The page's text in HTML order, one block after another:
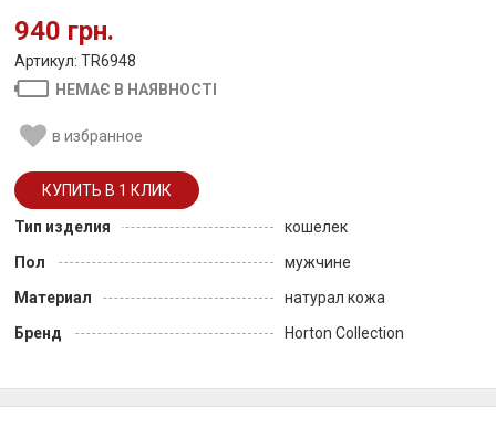
940 грн.
Артикул: TR6948
НЕМАЄ В НАЯВНОСТІ
в избранное
Тип изделия
кошелек
Пол
мужчине
Материал
натурал кожа
Бренд
Horton Collection